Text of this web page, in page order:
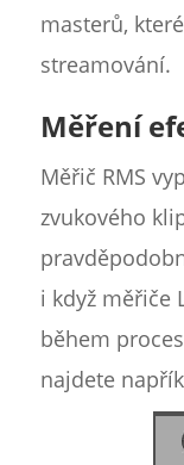
masterů,
streamování.
Měření
Měřič RMS
zvukového
i když měřiče
během
najdete